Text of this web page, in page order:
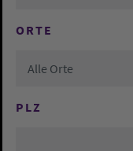
ORTE
Alle Orte
PLZ